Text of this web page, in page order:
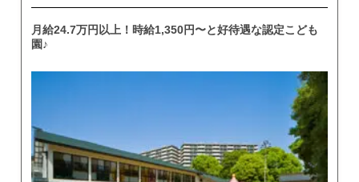
月給24.7万円以上！時給1,350円〜と好待遇な認定こども
園♪